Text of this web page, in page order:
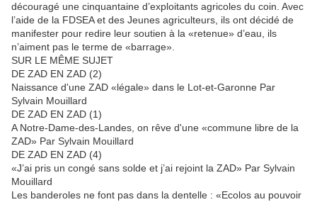
découragé une cinquantaine d’exploitants agricoles du coin. Avec
l’aide de la FDSEA et des Jeunes agriculteurs, ils ont décidé de
manifester pour redire leur soutien à la «retenue» d’eau, ils
n’aiment pas le terme de «barrage».
SUR LE MÊME SUJET
DE ZAD EN ZAD (2)
Naissance d'une ZAD «légale» dans le Lot-et-Garonne Par
Sylvain Mouillard
DE ZAD EN ZAD (1)
A Notre-Dame-des-Landes, on rêve d'une «commune libre de la
ZAD» Par Sylvain Mouillard
DE ZAD EN ZAD (4)
«J’ai pris un congé sans solde et j’ai rejoint la ZAD» Par Sylvain
Mouillard
Les banderoles ne font pas dans la dentelle : «Ecolos au pouvoir